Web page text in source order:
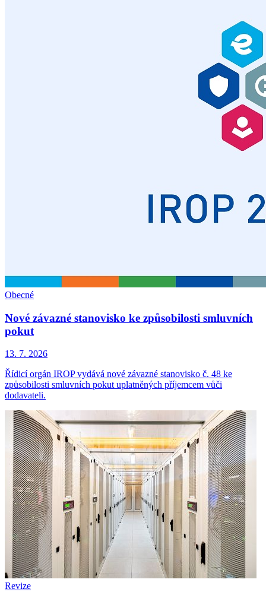
Obecné
Nové závazné stanovisko ke způsobilosti smluvních
pokut
13. 7. 2026
Řídicí orgán IROP vydává nové závazné stanovisko č. 48 ke
způsobilosti smluvních pokut uplatněných příjemcem vůči
dodavateli.
Revize